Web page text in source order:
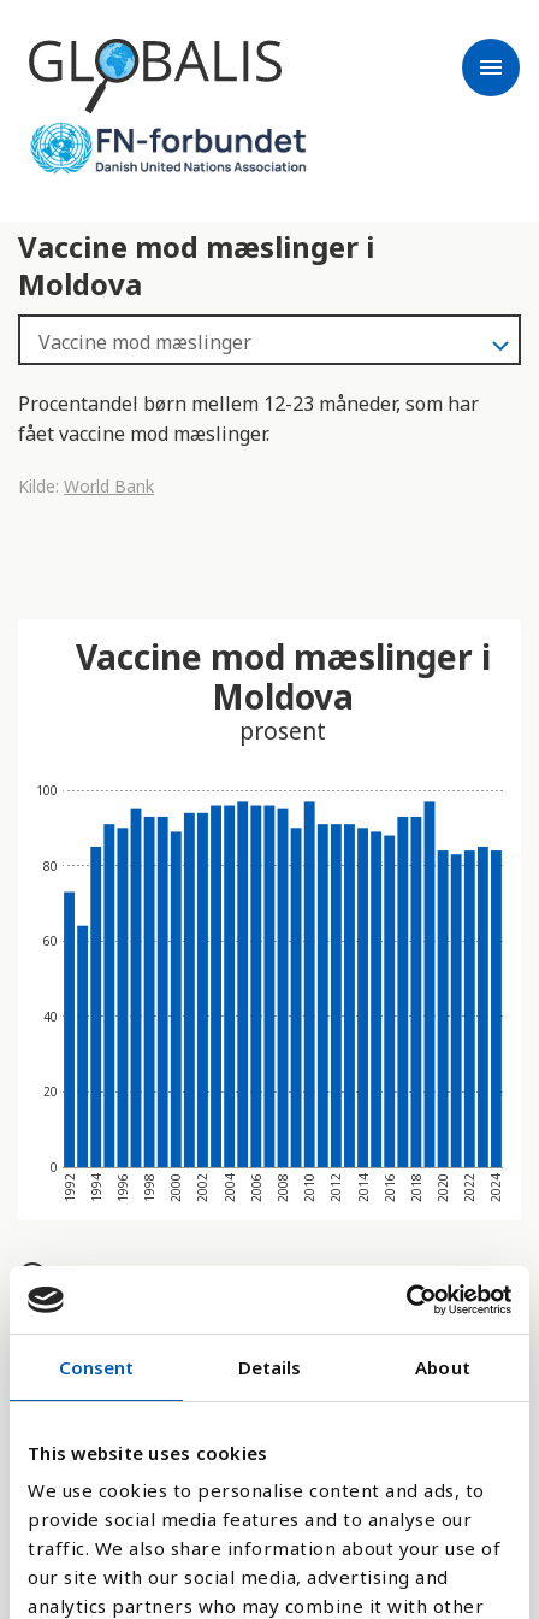
Consent Details About
This website uses cookies
We use cookies to personalise content and ads, to
provide social media features and to analyse our
traffic. We also share information about your use of
our site with our social media, advertising and
analytics partners who may combine it with other
menu
Vaccine mod mæslinger i
Moldova
Procentandel børn mellem 12-23 måneder, som har
fået vaccine mod mæslinger.
Kilde: World Bank
0
20
40
60
80
100
1992 1994 1996 1998 2000 2002 2004 2006 2008 2010 2012 2014 2016 2018 2020 2022 2024
Vaccine mod mæslinger i
Moldova
prosent
Linje
Flade
Sammenligne med: